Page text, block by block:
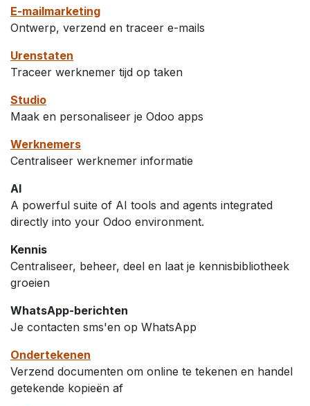
E-mailmarketing
Ontwerp, verzend en traceer e-mails
Urenstaten
Traceer werknemer tijd op taken
Studio
Maak en personaliseer je Odoo apps
Werknemers
Centraliseer werknemer informatie
AI
A powerful suite of AI tools and agents integrated
directly into your Odoo environment.
Kennis
Centraliseer, beheer, deel en laat je kennisbibliotheek
groeien
WhatsApp-berichten
Je contacten sms'en op WhatsApp
Ondertekenen
Verzend documenten om online te tekenen en handel
getekende kopieën af